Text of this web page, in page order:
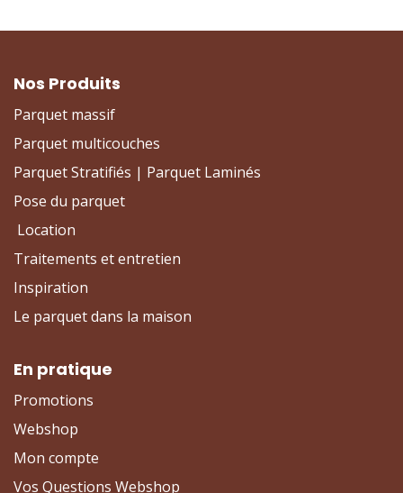
Nos Produits
Parquet massif
Parquet multicouches
Parquet Stratifiés | Parquet Laminés
Pose du parquet
Location
Traitements et entretien
Inspiration
Le parquet dans la maison
En pratique
Promotions
Webshop
Mon compte
Vos Questions Webshop